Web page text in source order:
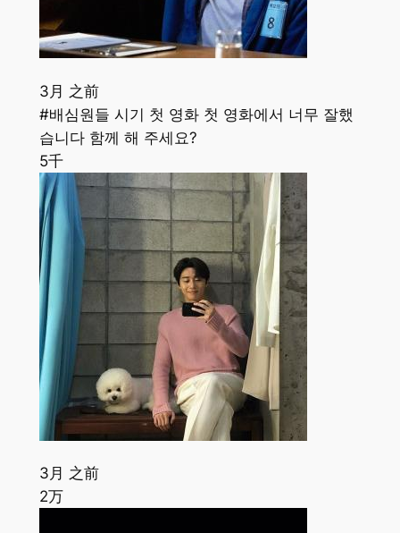
3月 之前
#배심원들 시기 첫 영화 첫 영화에서 너무 잘했
습니다 함께 해 주세요?
5千
3月 之前
2万